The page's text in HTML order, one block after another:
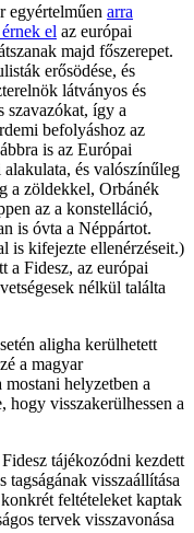
egyértelműen arra
el az európai
majd főszerepet.
erősödése, és
látványos és
szavazókat, így a
befolyáshoz az
is az Európai
és valószínűleg
a zöldekkel, Orbánék
az a konstelláció,
is óvta a Néppártot.
is kifejezte ellenérzéseit.)
a Fidesz, az európai
nélkül találta
aligha kerülhetett
a magyar
mostani helyzetben a
hogy visszakerülhessen a
tájékozódni kezdett
tagságának visszaállítása
feltételeket kaptak
tervek visszavonása